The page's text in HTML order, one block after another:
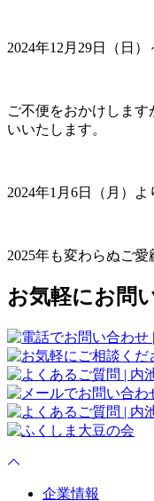
2024年12月29日（日）
ご不便をおかけしま
いいたします。
2024年1月6日（月）よ
2025年も変わらぬご愛
お気軽にお問
企業情報